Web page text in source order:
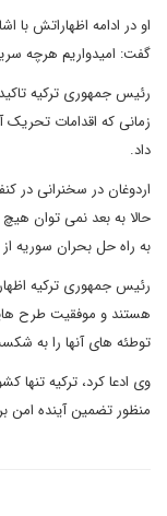
او در ادامه اظهاراتش با
گفت: امیدواریم هرچه
رئیس جمهوری ترکیه
زمانی که اقدامات تحریک
داد.
اردوغان در سخنرانی در
حالا به بعد نمی توان
به راه حل بحران سوریه
رئیس جمهوری ترکیه
هستند و موفقیت طرح
توطئه های آنها را به
وی ادعا کرد، ترکیه
منظور تضمین آینده